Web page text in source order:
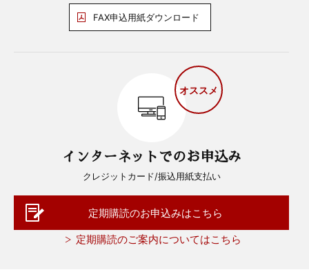
FAX申込用紙ダウンロード
オススメ
インターネットでのお申込み
クレジットカード/振込用紙支払い
定期購読のお申込みはこちら
定期購読のご案内についてはこちら